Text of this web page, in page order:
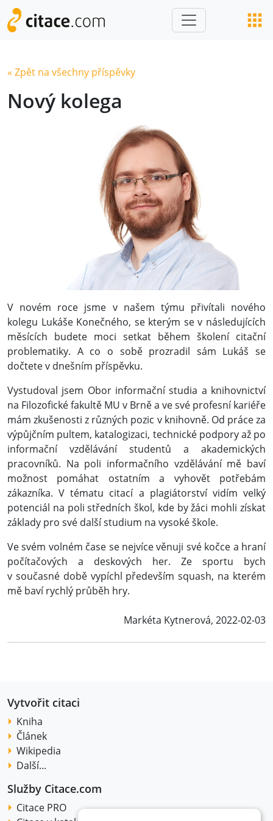
« Zpět na všechny příspěvky
Nový kolega
V novém roce jsme v našem týmu přivítali nového
kolegu Lukáše Konečného, se kterým se v následujících
měsících budete moci setkat během školení citační
problematiky. A co o sobě prozradil sám Lukáš se
dočtete v dnešním příspěvku.
Vystudoval jsem Obor informační studia a knihovnictví
na Filozofické fakultě MU v Brně a ve své profesní kariéře
mám zkušenosti z různých pozic v knihovně. Od práce za
výpůjčním pultem, katalogizaci, technické podpory až po
informační vzdělávání studentů a akademických
pracovníků. Na poli informačního vzdělávání mě baví
možnost pomáhat ostatním a vyhovět potřebám
zákazníka. V tématu citací a plagiátorství vidím velký
potenciál na poli středních škol, kde by žáci mohli získat
základy pro své další studium na vysoké škole.
Ve svém volném čase se nejvíce věnuji své kočce a hraní
počítačových a deskových her. Ze sportu bych
v současné době vypíchl především squash, na kterém
mě baví rychlý průběh hry.
Markéta Kytnerová, 2022-02-03
Vytvořit citaci
Kniha
Článek
Wikipedia
Další...
Služby Citace.com
Citace PRO